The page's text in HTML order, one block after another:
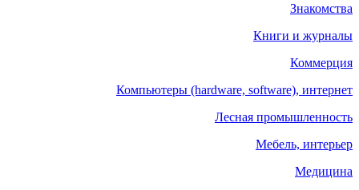
Знакомства
Книги и журналы
Коммерция
Компьютеры (hardware, software), интернет
Лесная промышленность
Мебель, интерьер
Медицина